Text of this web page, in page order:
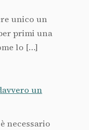
unico un
primi una
lo […]
un
necessario